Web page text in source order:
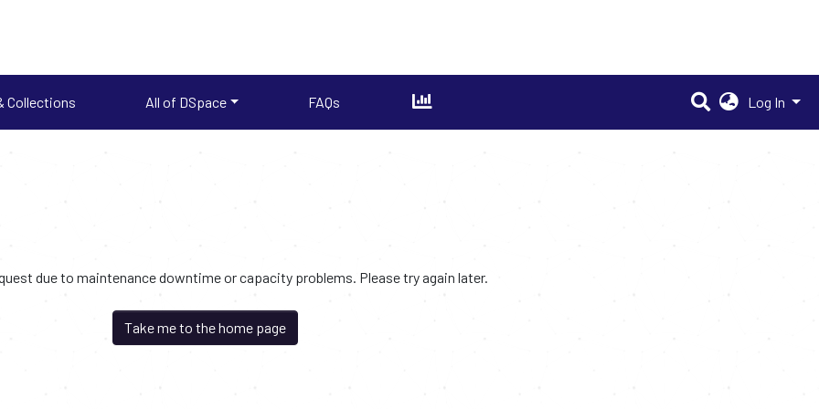
Collections All of DSpace FAQs Log In
due to maintenance downtime or capacity problems. Please try again later.
Take me to the home page